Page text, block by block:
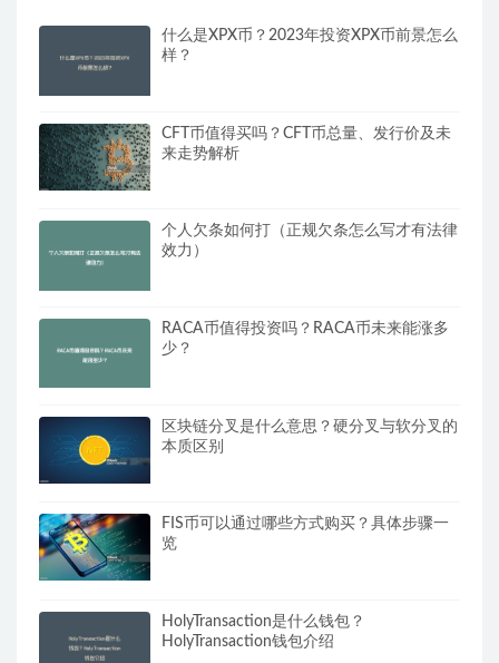
什么是XPX币？2023年投资XPX币前景怎么
样？
CFT币值得买吗？CFT币总量、发行价及未
来走势解析
个人欠条如何打（正规欠条怎么写才有法律
效力）
RACA币值得投资吗？RACA币未来能涨多
少？
区块链分叉是什么意思？硬分叉与软分叉的
本质区别
FIS币可以通过哪些方式购买？具体步骤一
览
HolyTransaction是什么钱包？
HolyTransaction钱包介绍